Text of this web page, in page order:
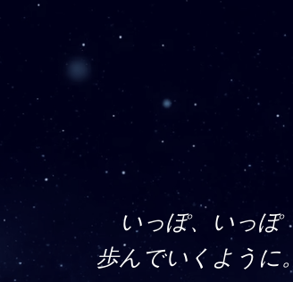
いっぽ、いっぽ
歩んでいくように。